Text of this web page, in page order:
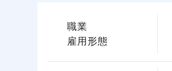
職業
雇用形態